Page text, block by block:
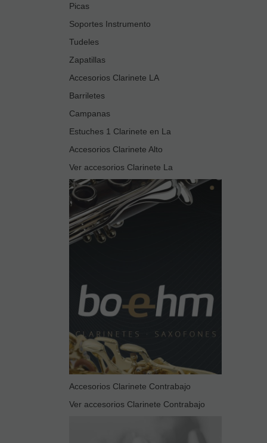
Picas
Soportes Instrumento
Tudeles
Zapatillas
Accesorios Clarinete LA
Barriletes
Campanas
Estuches 1 Clarinete en La
Accesorios Clarinete Alto
Ver accesorios Clarinete La
Accesorios Clarinete Contrabajo
Ver accesorios Clarinete Contrabajo